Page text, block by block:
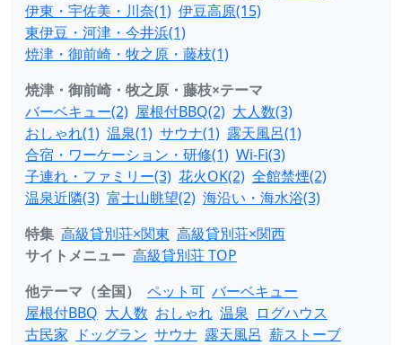
伊東・宇佐美・川奈(1) 伊豆高原(15)
東伊豆・河津・今井浜(1)
焼津・御前崎・牧之原・藤枝(1)
焼津・御前崎・牧之原・藤枝×テーマ
バーベキュー(2) 屋根付BBQ(2) 大人数(3)
おしゃれ(1) 温泉(1) サウナ(1) 露天風呂(1)
合宿・ワーケーション・研修(1) Wi-Fi(3)
子連れ・ファミリー(3) 花火OK(2) 全館禁煙(2)
温泉近隣(3) 富士山眺望(2) 海沿い・海水浴(3)
特集 高級貸別荘×関東 高級貸別荘×関西
サイトメニュー 高級貸別荘 TOP
他テーマ（全国）
ペット可 バーベキュー
屋根付BBQ 大人数 おしゃれ 温泉 ログハウス
古民家
ドッグラン サウナ 露天風呂 薪ストーブ